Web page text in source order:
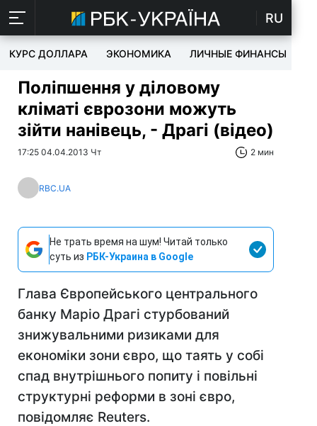
RU
КУРС ДОЛЛАРА ЭКОНОМИКА ЛИЧНЫЕ ФИНАНСЫ
Поліпшення у діловому
кліматі єврозони можуть
зійти нанівець, - Драгі (відео)
17:25 04.04.2013 Чт 2 мин
RBC.UA
Не трать время на шум! Читай только
суть из РБК-Украина в Google
Глава Європейського центрального
банку Маріо Драгі стурбований
знижувальними ризиками для
економіки зони євро, що таять у собі
спад внутрішнього попиту і повільні
структурні реформи в зоні євро,
повідомляє Reuters.